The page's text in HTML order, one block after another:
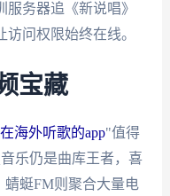
务器追《新说唱》
问权限始终在线。
宝藏
海外听歌的app"值得
乐仍是曲库王者，喜
蜻蜓FM则聚合大量电